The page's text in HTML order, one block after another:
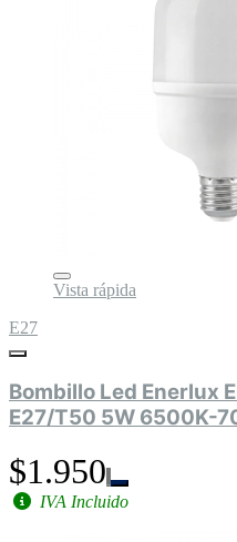
Vista rápida
E27
Bombillo Led Enerlux
E27/T50 5W 6500K-
$1.950
IVA Incluido